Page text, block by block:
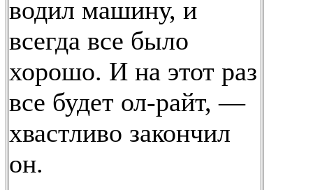
водил машину, и
всегда все было
хорошо. И на этот раз
все будет ол-райт, —
хвастливо закончил
он.